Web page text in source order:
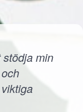
stödja min